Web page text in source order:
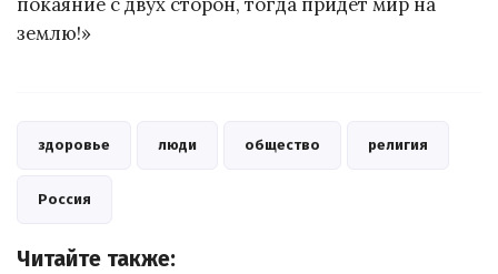
землю!»
здоровье люди общество религия
Россия
Читайте также: